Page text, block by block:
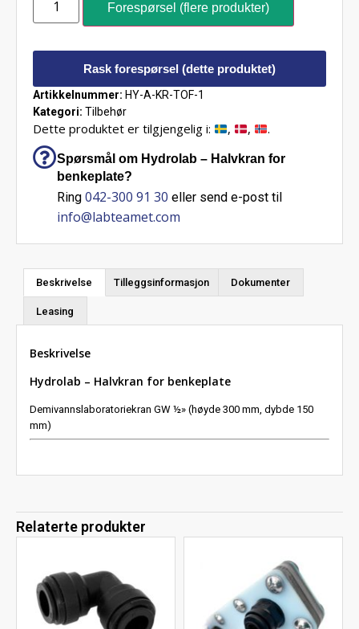
Forespørsel (flere produkter)
Rask forespørsel (dette produktet)
Artikkelnummer: HY-A-KR-TOF-1
Kategori: Tilbehør
Dette produktet er tilgjengelig i: , , .
Spørsmål om Hydrolab – Halvkran for
benkeplate?
Ring 042-300 91 30 eller send e-post til
info@labteamet.com
Beskrivelse Tilleggsinformasjon Dokumenter
Leasing
Beskrivelse
Hydrolab – Halvkran for benkeplate
Demivannslaboratoriekran GW ½» (høyde 300 mm, dybde 150
mm)
Relaterte produkter